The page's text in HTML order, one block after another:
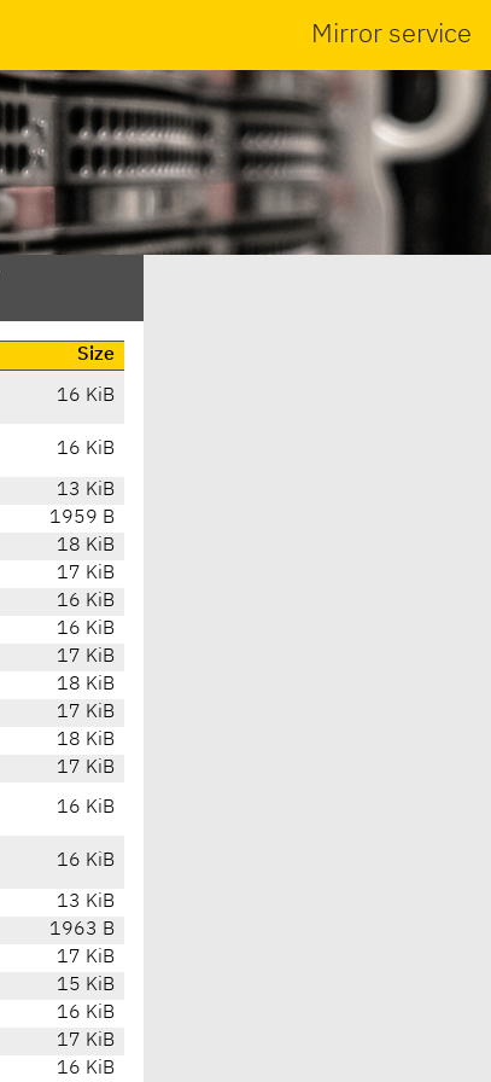
Mirror service
Size
16 KiB
16 KiB
13 KiB
1959 B
18 KiB
17 KiB
16 KiB
16 KiB
17 KiB
18 KiB
17 KiB
18 KiB
17 KiB
16 KiB
16 KiB
13 KiB
1963 B
17 KiB
15 KiB
16 KiB
17 KiB
16 KiB